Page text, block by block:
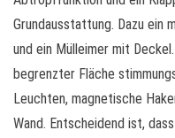
Grundausstattung. Dazu ein
und ein Mülleimer mit
begrenzter Fläche
Leuchten, magnetische
Wand. Entscheidend ist,